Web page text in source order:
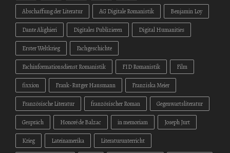
Abschaffung der Literatur AG Digitale Romanistik Benjamin Loy
Dante Alighieri Digitales Publizieren Digital Humanities
Erster Weltkrieg Fachgeschichte
Fachinformationsdienst Romanistik FID Romanistik Film
fixxion Frank-Rutger Hausmann Franziska Meier
Französische Literatur französischer Roman Gegenwartsliteratur
Gespräch Honoré de Balzac in memoriam Joseph Jurt
Krieg Lateinamerika Literaturunterricht